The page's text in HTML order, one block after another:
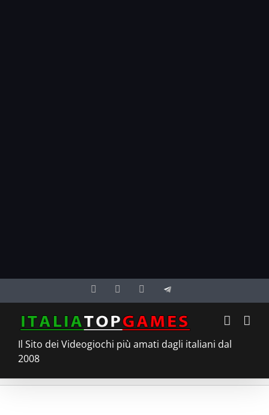
al
contenuto
FacebookTwitter YouTubeTelegram
Il Sito dei Videogiochi più amati dagli italiani dal
2008